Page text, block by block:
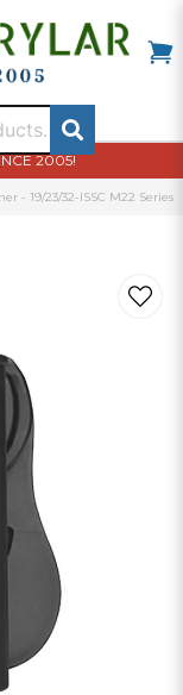
2005!
- 19/23/32-ISSC M22 Series